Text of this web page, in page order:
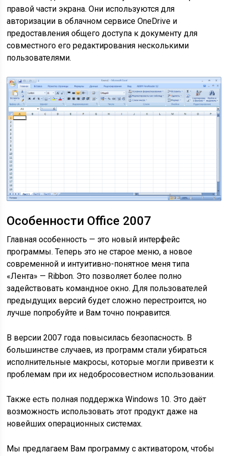
правой части экрана. Они используются для
авторизации в облачном сервисе OneDrive и
предоставления общего доступа к документу для
совместного его редактирования несколькими
пользователями.
Особенности Office 2007
Главная особенность — это новый интерфейс
программы. Теперь это не старое меню, а новое
современной и интуитивно-понятное меня типа
«Лента» — Ribbon. Это позволяет более полно
задействовать командное окно. Для пользователей
предыдущих версий будет сложно перестроится, но
лучше попробуйте и Вам точно понравится.
В версии 2007 года повысилась безопасность. В
большинстве случаев, из программ стали убираться
исполнительные макросы, которые могли привезти к
проблемам при их недобросовестном использовании.
Также есть полная поддержка Windows 10. Это даёт
возможность использовать этот продукт даже на
новейших операционных системах.
Мы предлагаем Вам программу с активатором, чтобы